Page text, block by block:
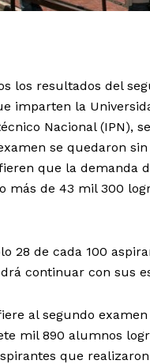
los resultados del
imparten la
Nacional (IPN),
se quedaron
que la demanda
más de 43 mil 300
28 de cada 100
continuar con sus
al segundo
mil 890 alumnos
que